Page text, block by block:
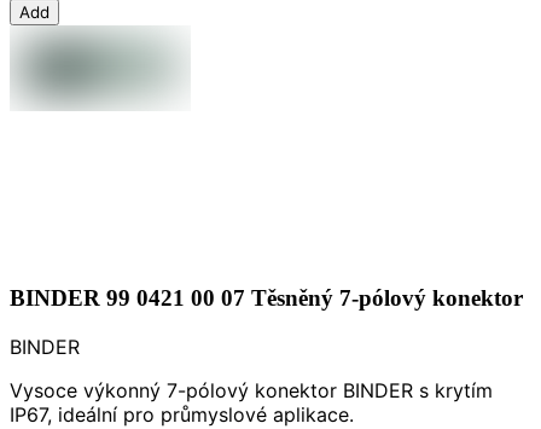
Add
BINDER 99 0421 00 07 Těsněný 7-pólový konektor
BINDER
Vysoce výkonný 7-pólový konektor BINDER s krytím
IP67, ideální pro průmyslové aplikace.